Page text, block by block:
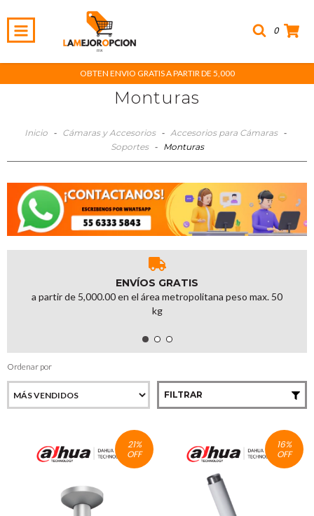
0
OBTEN ENVIO GRATIS A PARTIR DE 5,000
Monturas
Inicio - Cámaras y Accesorios - Accesorios para Cámaras
-
Soportes
- Monturas
ENVÍOS GRATIS
a partir de 5,000.00 en el área metropolitana peso max. 50
kg
Ordenar por
FILTRAR
21%
OFF
16%
OFF